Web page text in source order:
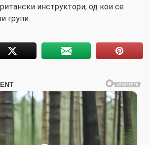
инструктори, од кои се
групи.